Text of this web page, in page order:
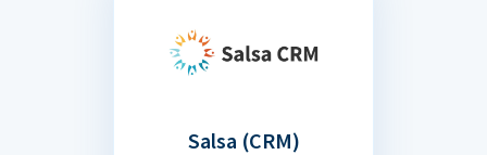
Salsa (CRM)